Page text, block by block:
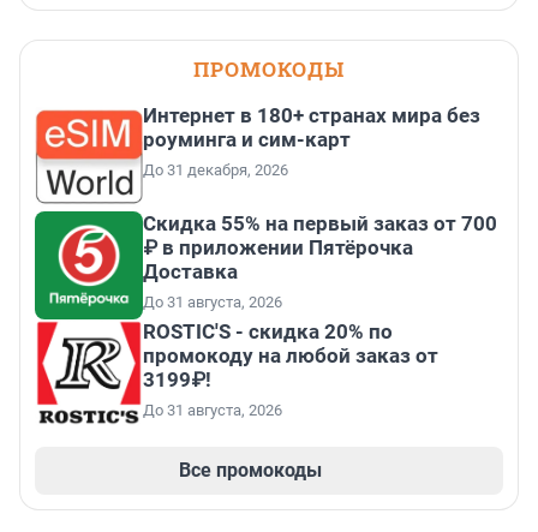
ПРОМОКОДЫ
Интернет в 180+ странах мира без
роуминга и сим-карт
До 31 декабря, 2026
Скидка 55% на первый заказ от 700
₽ в приложении Пятёрочка
Доставка
До 31 августа, 2026
ROSTIC'S - скидка 20% по
промокоду на любой заказ от
3199₽!
До 31 августа, 2026
Все промокоды